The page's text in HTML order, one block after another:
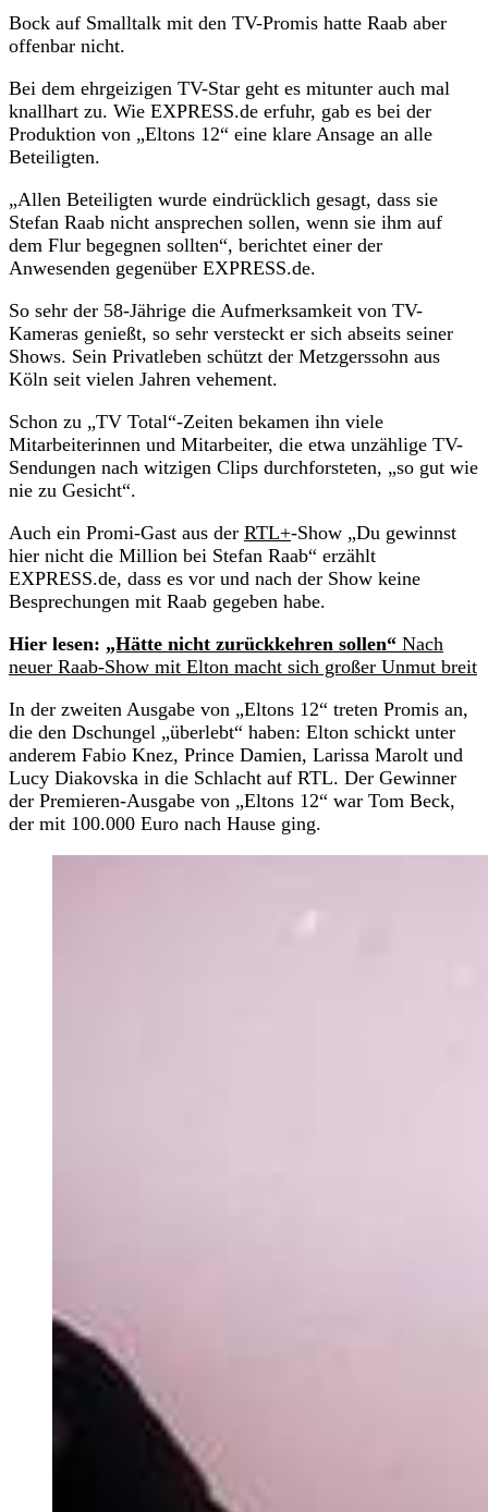
Bock auf Smalltalk mit den TV-Promis hatte Raab aber
offenbar nicht.
Bei dem ehrgeizigen TV-Star geht es mitunter auch mal
knallhart zu. Wie EXPRESS.de erfuhr, gab es bei der
Produktion von „Eltons 12“ eine klare Ansage an alle
Beteiligten.
„Allen Beteiligten wurde eindrücklich gesagt, dass sie
Stefan Raab nicht ansprechen sollen, wenn sie ihm auf
dem Flur begegnen sollten“, berichtet einer der
Anwesenden gegenüber EXPRESS.de.
So sehr der 58-Jährige die Aufmerksamkeit von TV-
Kameras genießt, so sehr versteckt er sich abseits seiner
Shows. Sein Privatleben schützt der Metzgerssohn aus
Köln seit vielen Jahren vehement.
Schon zu „TV Total“-Zeiten bekamen ihn viele
Mitarbeiterinnen und Mitarbeiter, die etwa unzählige TV-
Sendungen nach witzigen Clips durchforsteten, „so gut wie
nie zu Gesicht“.
Auch ein Promi-Gast aus der RTL+-Show „Du gewinnst
hier nicht die Million bei Stefan Raab“ erzählt
EXPRESS.de, dass es vor und nach der Show keine
Besprechungen mit Raab gegeben habe.
Hier lesen: „Hätte nicht zurückkehren sollen“ Nach
neuer Raab-Show mit Elton macht sich großer Unmut breit
In der zweiten Ausgabe von „Eltons 12“ treten Promis an,
die den Dschungel „überlebt“ haben: Elton schickt unter
anderem Fabio Knez, Prince Damien, Larissa Marolt und
Lucy Diakovska in die Schlacht auf RTL. Der Gewinner
der Premieren-Ausgabe von „Eltons 12“ war Tom Beck,
der mit 100.000 Euro nach Hause ging.